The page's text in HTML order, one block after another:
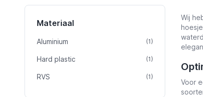
Materiaal
Aluminium (1)product
Hard plastic (1)product
RVS (1)product
Wij
Voor